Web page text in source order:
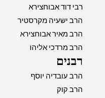
רבי דוד אבוחצירא
הרב ישעיה מקרסטיר
הרב מאיר אבוחצירא
הרב מרדכי אליהו
רבנים
הרב עובדיה יוסף
הרב קוק